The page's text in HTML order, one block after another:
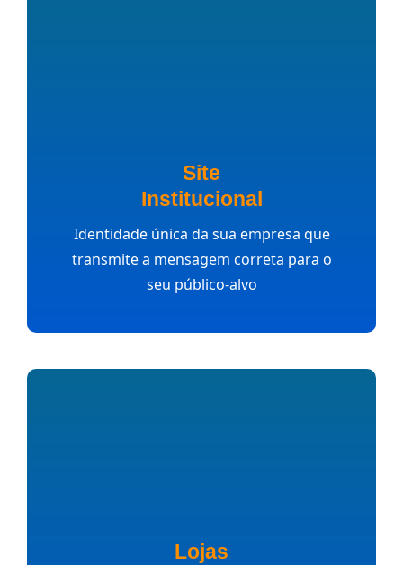
Site
Institucional
Identidade única da sua empresa que
transmite a mensagem correta para o
seu público-alvo
Lojas